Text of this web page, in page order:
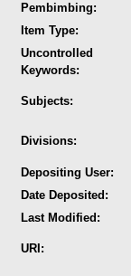
Pembimbing:
Item Type:
Uncontrolled
Keywords:
Subjects:
Divisions:
Depositing User:
Date Deposited:
Last Modified:
URI: